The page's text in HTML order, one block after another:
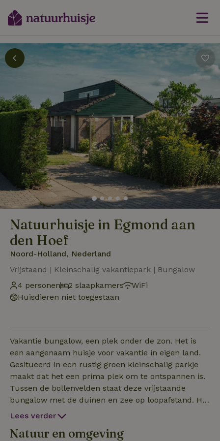
Natuurhuisje in Egmond aan
den Hoef
Noord-Holland, Nederland
Vrijstaand | Kleinschalig vakantiepark | Bungalow
4 personen
2 slaapkamers
WiFi
Huisdieren niet toegestaan
Vakantie bungalow, een plek onder de zon. Het is
een aangenaam huisje voor vakantie in eigen land.
Gesitueerd in een rustig groen kleinschalig parkje
maakt dat het een prima plek om te ontspannen is.
Tussen de bollenvelden staat deze vrijstaande
bungalow met de duinen en zee op loopafstand. Het
pittoreske Egmond en Bergen zijn op loop en fiets
omringd door groene hagen, gras en
Lees verder
Natuur en omgeving